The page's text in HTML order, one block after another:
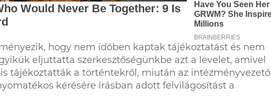
hogy nem időben kaptak tájékoztatást és nem
eljuttatta szerkesztőségünkbe azt a levelet, amivel
tájékoztatták a történtekről, miután az intézményvezető
kérésére írásban adott felvilágosítást a